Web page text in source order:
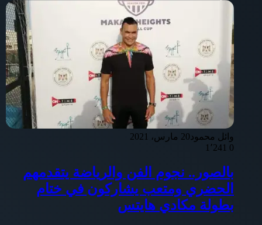
وائل محمود 20 مارس، 2021
0
بالصور.. نجوم الفن والرياضة يتقدمهم
الحضري ومتعب يشاركون في ختام
بطولة مكادي هايتس